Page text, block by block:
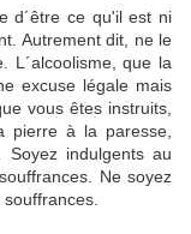
d´être ce qu'il est ni
Autrement dit, ne le
L´alcoolisme, que la
excuse légale mais
vous êtes instruits,
pierre à la paresse,
indulgents au
Ne soyez